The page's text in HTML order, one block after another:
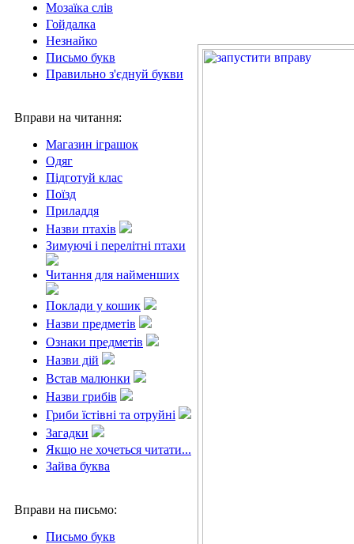
Мозаїка слів
Гойдалка
Незнайко
Письмо букв
Правильно з'єднуй букви
Вправи на читання:
Магазин іграшок
Одяг
Підготуй клас
Поїзд
Приладдя
Назви птахів
Зимуючі і перелітні птахи
Читання для найменших
Поклади у кошик
Назви предметів
Ознаки предметів
Назви дій
Встав малюнки
Назви грибів
Гриби їстівні та отруйні
Загадки
Якщо не хочеться читати...
Зайва буква
Вправи на письмо:
Письмо букв